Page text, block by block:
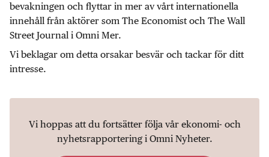
bevakningen och flyttar in mer av vårt internationella
innehåll från aktörer som The Economist och The Wall
Street Journal i Omni Mer.
Vi beklagar om detta orsakar besvär och tackar för ditt
intresse.
Vi hoppas att du fortsätter följa vår ekonomi- och
nyhetsrapportering i Omni Nyheter.